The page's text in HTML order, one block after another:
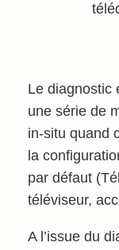
Le diagnostic
une série de
in-situ quand
la
par défaut
téléviseur,
A l’issue du